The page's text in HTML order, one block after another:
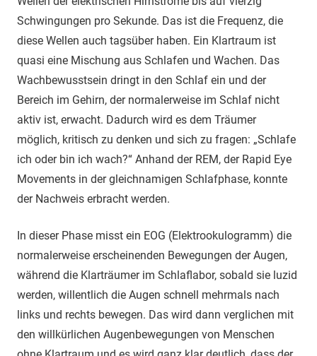
Schwingungen pro Sekunde. Das ist die Frequenz, die
diese Wellen auch tagsüber haben. Ein Klartraum ist
quasi eine Mischung aus Schlafen und Wachen. Das
Wachbewusstsein dringt in den Schlaf ein und der
Bereich im Gehirn, der normalerweise im Schlaf nicht
aktiv ist, erwacht. Dadurch wird es dem Träumer
möglich, kritisch zu denken und sich zu fragen: „Schlafe
ich oder bin ich wach?“ Anhand der REM, der Rapid Eye
Movements in der gleichnamigen Schlafphase, konnte
der Nachweis erbracht werden.
In dieser Phase misst ein EOG (Elektrookulogramm) die
normalerweise erscheinenden Bewegungen der Augen,
während die Klarträumer im Schlaflabor, sobald sie luzid
werden, willentlich die Augen schnell mehrmals nach
links und rechts bewegen. Das wird dann verglichen mit
den willkürlichen Augenbewegungen von Menschen